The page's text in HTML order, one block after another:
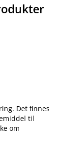
Det finnes
til
om